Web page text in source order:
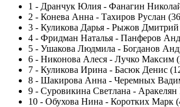
1 - Дранчук Юлия - Фанагин
2 - Конева Анна - Тахиров Руслан
3 - Куликова Дарья - Рыжов Дмитрий
4 - Фридман Наталья - Панферов
5 - Ушакова Людмила - Богданов
6 - Никонова Алеся - Лучко Максим
7 - Куликова Ирина - Басюк Денис
8 - Шакирова Анна - Черемных
9 - Суровикина Светлана -
10 - Обухова Нина - Коротких Марк